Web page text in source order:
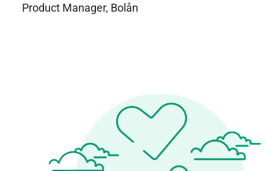
Product Manager, Bolån